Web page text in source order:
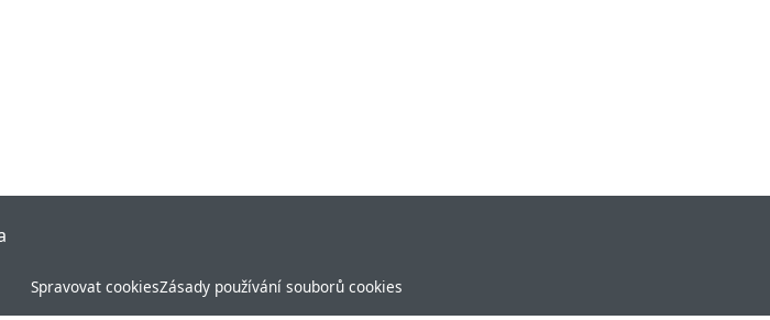
Spravovat cookiesZásady používání souborů cookies